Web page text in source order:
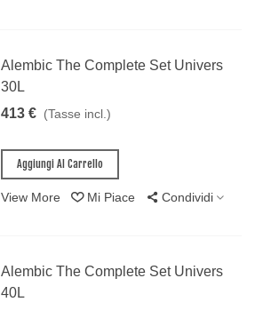
Alembic The Complete Set Univers
30L
413 € (Tasse incl.)
Aggiungi Al Carrello
View More Mi Piace Condividi
Alembic The Complete Set Univers
40L